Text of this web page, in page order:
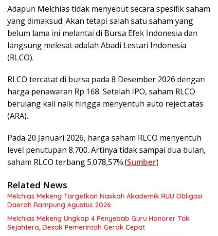
Adapun Melchias tidak menyebut secara spesifik saham
yang dimaksud. Akan tetapi salah satu saham yang
belum lama ini melantai di Bursa Efek Indonesia dan
langsung melesat adalah Abadi Lestari Indonesia
(RLCO).
RLCO tercatat di bursa pada 8 Desember 2026 dengan
harga penawaran Rp 168. Setelah IPO, saham RLCO
berulang kali naik hingga menyentuh auto reject atas
(ARA).
Pada 20 Januari 2026, harga saham RLCO menyentuh
level penutupan 8.700. Artinya tidak sampai dua bulan,
saham RLCO terbang 5.078,57%.(Sumber)
Related News
Melchias Mekeng Targetkan Naskah Akademik RUU Obligasi
Daerah Rampung Agustus 2026
Melchias Mekeng Ungkap 4 Penyebab Guru Honorer Tak
Sejahtera, Desak Pemerintah Gerak Cepat